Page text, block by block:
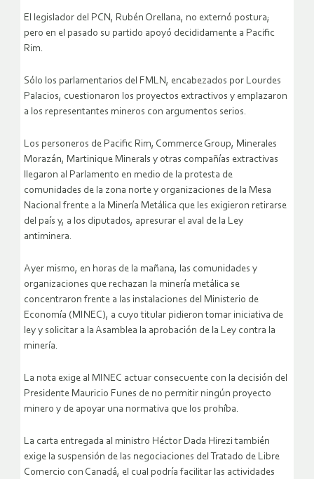
El legislador del PCN, Rubén Orellana, no externó postura;
pero en el pasado su partido apoyó decididamente a Pacific
Rim.
Sólo los parlamentarios del FMLN, encabezados por Lourdes
Palacios, cuestionaron los proyectos extractivos y emplazaron
a los representantes mineros con argumentos serios.
Los personeros de Pacific Rim, Commerce Group, Minerales
Morazán, Martinique Minerals y otras compañías extractivas
llegaron al Parlamento en medio de la protesta de
comunidades de la zona norte y organizaciones de la Mesa
Nacional frente a la Minería Metálica que les exigieron retirarse
del país y, a los diputados, apresurar el aval de la Ley
antiminera.
Ayer mismo, en horas de la mañana, las comunidades y
organizaciones que rechazan la minería metálica se
concentraron frente a las instalaciones del Ministerio de
Economía (MINEC), a cuyo titular pidieron tomar iniciativa de
ley y solicitar a la Asamblea la aprobación de la Ley contra la
minería.
La nota exige al MINEC actuar consecuente con la decisión del
Presidente Mauricio Funes de no permitir ningún proyecto
minero y de apoyar una normativa que los prohíba.
La carta entregada al ministro Héctor Dada Hirezi también
exige la suspensión de las negociaciones del Tratado de Libre
Comercio con Canadá, el cual podría facilitar las actividades